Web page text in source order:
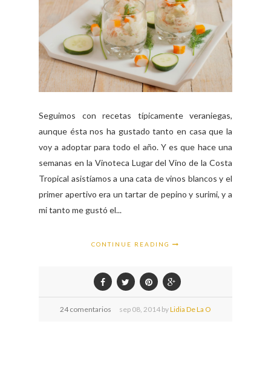
Seguimos con recetas típicamente veraniegas,
aunque ésta nos ha gustado tanto en casa que la
voy a adoptar para todo el año. Y es que hace una
semanas en la Vinoteca Lugar del Vino de la Costa
Tropical asistíamos a una cata de vinos blancos y el
primer apertivo era un tartar de pepino y surimi, y a
mi tanto me gustó el...
CONTINUE READING
24 comentarios sep 08, 2014 byLidia De La O